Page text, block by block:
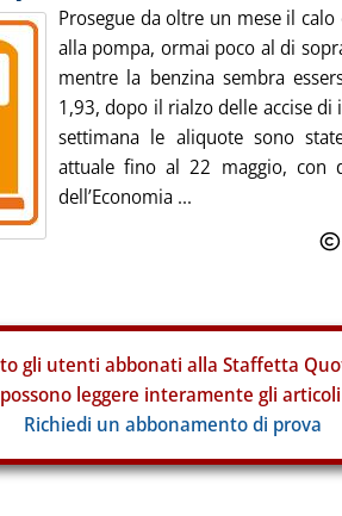
Prosegue da oltre un mese il
alla pompa, ormai poco al di
mentre la benzina sembra
1,93, dopo il rialzo delle accise di
settimana le aliquote sono
attuale fino al 22 maggio, con
dell’Economia ...
gli utenti abbonati alla Staffetta
possono leggere interamente gli
Richiedi un abbonamento di prova